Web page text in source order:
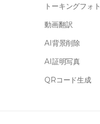
トーキングフォト
動画翻訳
AI背景削除
AI証明写真
QRコード生成